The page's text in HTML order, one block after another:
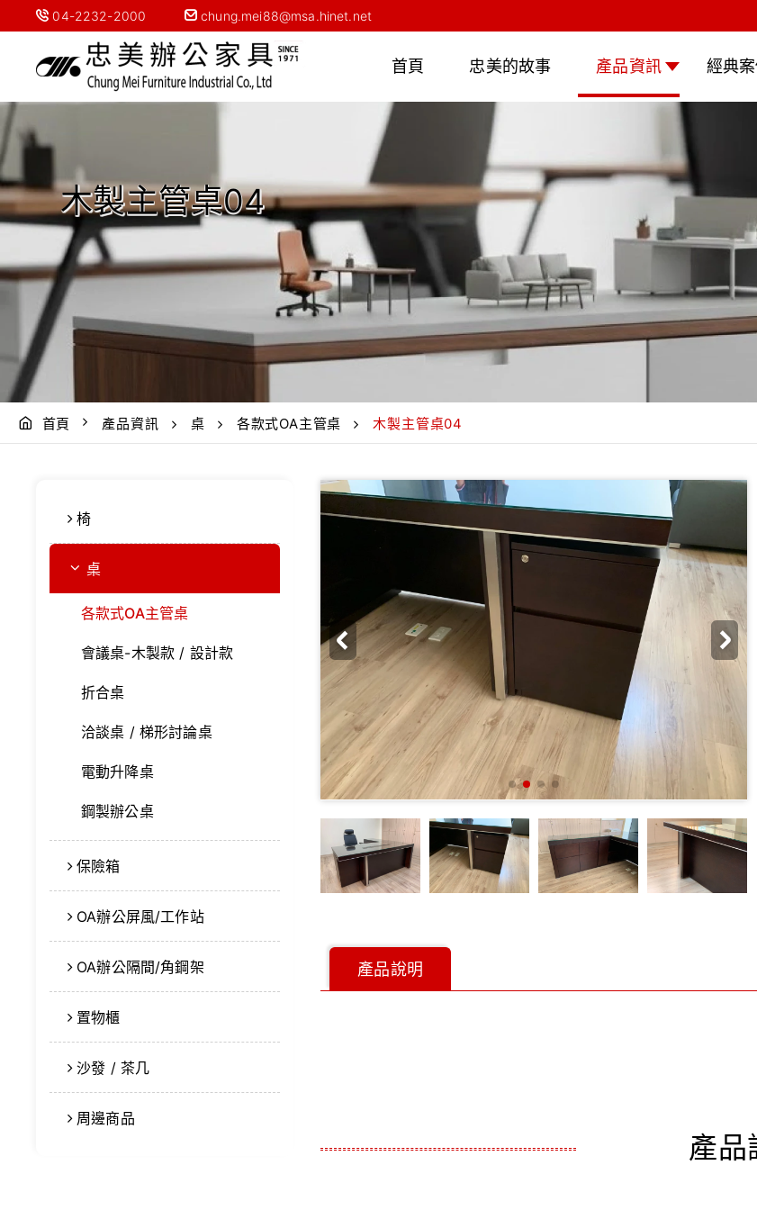
04-2232-2000 chung.mei88@msa.hinet.net
首頁 忠美的故事 產品資訊 經典案
木製主管桌04
首頁 產品資訊 桌 各款式OA主管桌 木製主管桌04
椅
桌
各款式OA主管桌
會議桌-木製款 / 設計款
折合桌
洽談桌 / 梯形討論桌
電動升降桌
鋼製辦公桌
保險箱
OA辦公屏風/工作站
OA辦公隔間/角鋼架
置物櫃
沙發 / 茶几
周邊商品
產品說明
產品